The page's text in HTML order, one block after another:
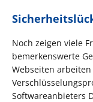
Noch zeigen viele
bemerkenswerte
Webseiten
Softwareanbieters